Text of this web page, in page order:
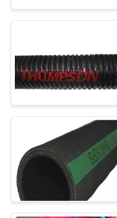
VERBINDUNG
NACHRICHTEN
FORDERN
SIE
ZITAT
SITEMAP